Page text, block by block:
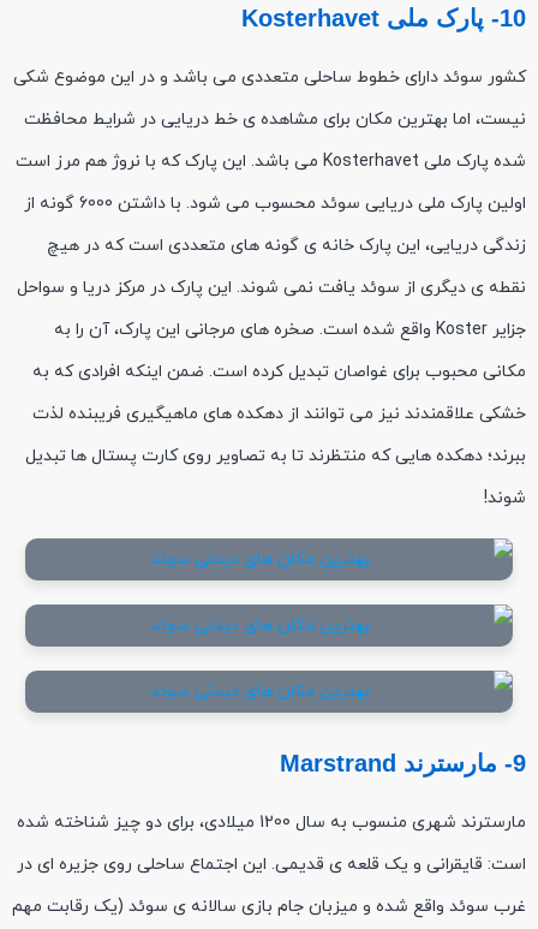
10- پارک ملی Kosterhavet
‏کشور سوئد دارای خطوط ساحلی متعددی می باشد و در این موضوع شکی
نیست، اما بهترین مکان برای مشاهده ی خط دریایی در شرایط محافظت
شده پارک ملی Kosterhavet می باشد. این پارک که با نروژ هم مرز است
اولین پارک ملی دریایی سوئد محسوب می شود. با داشتن 6000 گونه از
زندگی دریایی، این پارک خانه ی گونه های متعددی است که در هیچ
نقطه ی دیگری از سوئد یافت نمی شوند. این پارک در مرکز دریا و سواحل
جزایر Koster واقع شده است. صخره های مرجانی این پارک، آن را به
مکانی محبوب برای غواصان تبدیل کرده است. ضمن اینکه افرادی که به
خشکی علاقمندند نیز می توانند از دهکده های ماهیگیری فریبنده لذت
ببرند؛ دهکده هایی که منتظرند تا به تصاویر روی کارت پستال ها تبدیل
شوند! ‏
9- مارسترند Marstrand
مارسترند شهری منسوب به سال 1200 میلادی، برای دو چیز شناخته شده
است: قایقرانی و یک قلعه ی قدیمی. این اجتماع ساحلی روی جزیره ای در
غرب سوئد واقع شده و میزبان جام بازی سالانه ی سوئد (یک رقابت مهم